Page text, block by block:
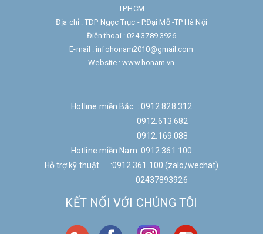
TP.HCM
Địa chỉ : TDP Ngọc Trục - P.Đại Mỗ -TP Hà Nội
Điện thoại : 024 3789 3926
E-mail : infohonam2010@gmail.com
Website : www.honam.vn
Hotline miền Bắc : 0912.828.312
0912.613.682
0912.169.088
Hotline miền Nam :0912.361.100
Hỗ trợ kỹ thuật :0912.361.100 (zalo/wechat)
02437893926
KẾT NỐI VỚI CHÚNG TÔI